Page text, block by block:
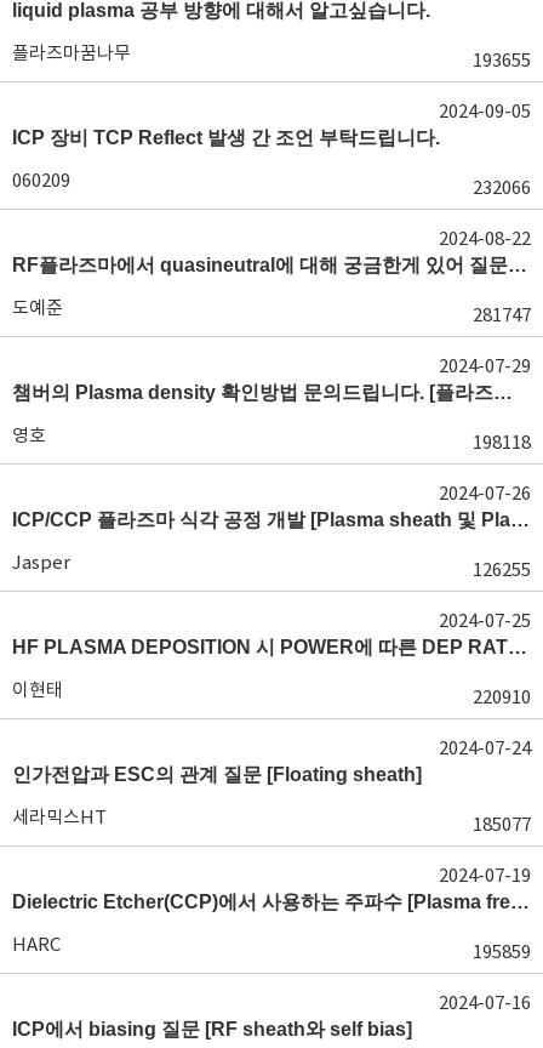
liquid plasma 공부 방향에 대해서 알고싶습니다.
플라즈마꿈나무 193655
ICP 장비 TCP Reflect 발생 간 조언 부탁드립니다.
060209 232066
2024-09-05
RF플라즈마에서 quasineutral에 대해 궁금한게 있어 질문글 올립니다.[quasineutral]
도예준 281747
2024-08-22
챔버의 Plasma density 확인방법 문의드립니다. [플라즈마 모니터링, OES, LP]
영호 198118
2024-07-29
ICP/CCP 플라즈마 식각 공정 개발 [Plasma sheath 및 Plasma generation]
Jasper 126255
2024-07-26
HF PLASMA DEPOSITION 시 POWER에 따른 DEP RATE 변화 [장비 플라즈마, Rate constant]
이현태 220910
2024-07-25
인가전압과 ESC의 관계 질문 [Floating sheath]
세라믹스HT 185077
2024-07-24
Dielectric Etcher(CCP)에서 사용하는 주파수 [Plasma frequency 및 RF sheath]
HARC 195859
2024-07-19
ICP에서 biasing 질문 [RF sheath와 self bias]
2024-07-16